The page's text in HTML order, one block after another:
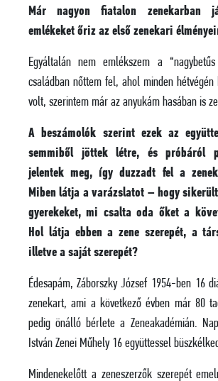
Már nagyon fiatalon zenekarban
emlékeket őriz az első zenekari
Egyáltalán nem emlékszem a
családban nőttem fel, ahol minden hétvégén
volt, szerintem már az anyukám hasában is
A beszámolók szerint ezek az
semmiből jöttek létre, és próbáról
jelentek meg, így duzzadt fel a
Miben látja a varázslatot – hogy
gyerekeket, mi csalta oda őket a
Hol látja ebben a zene szerepét, a
illetve a saját szerepét?
Édesapám, Záborszky József 1954-ben 16
zenekart, ami a következő évben már 80
pedig önálló bérlete a Zeneakadémián.
István Zenei Műhely 16 együttessel
Mindenekelőtt a zeneszerzők szerepét